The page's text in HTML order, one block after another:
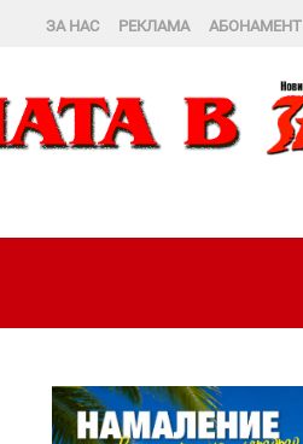
ЗА НАС РЕКЛАМА АБОНАМЕНТ